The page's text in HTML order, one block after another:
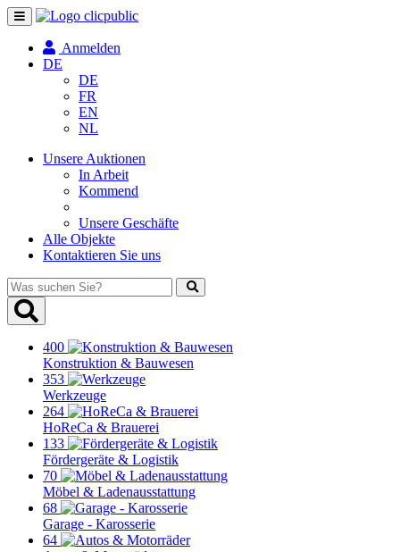
Navigation
umschalten
Anmelden
DE
DE
FR
EN
NL
Unsere Auktionen
In Arbeit
Kommend
Unsere Geschäfte
Alle Objekte
Kontaktieren Sie uns
Was
suchen
Sie?
400
Konstruktion & Bauwesen
353
Werkzeuge
264
HoReCa & Brauerei
133
Fördergeräte & Logistik
70
Möbel & Ladenausstattung
68
Garage - Karosserie
64